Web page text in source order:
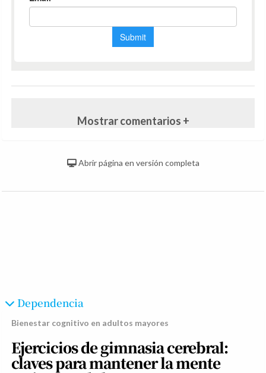
Mostrar comentarios +
Abrir página en versión completa
Dependencia
Bienestar cognitivo en adultos mayores
Ejercicios de gimnasia cerebral:
claves para mantener la mente